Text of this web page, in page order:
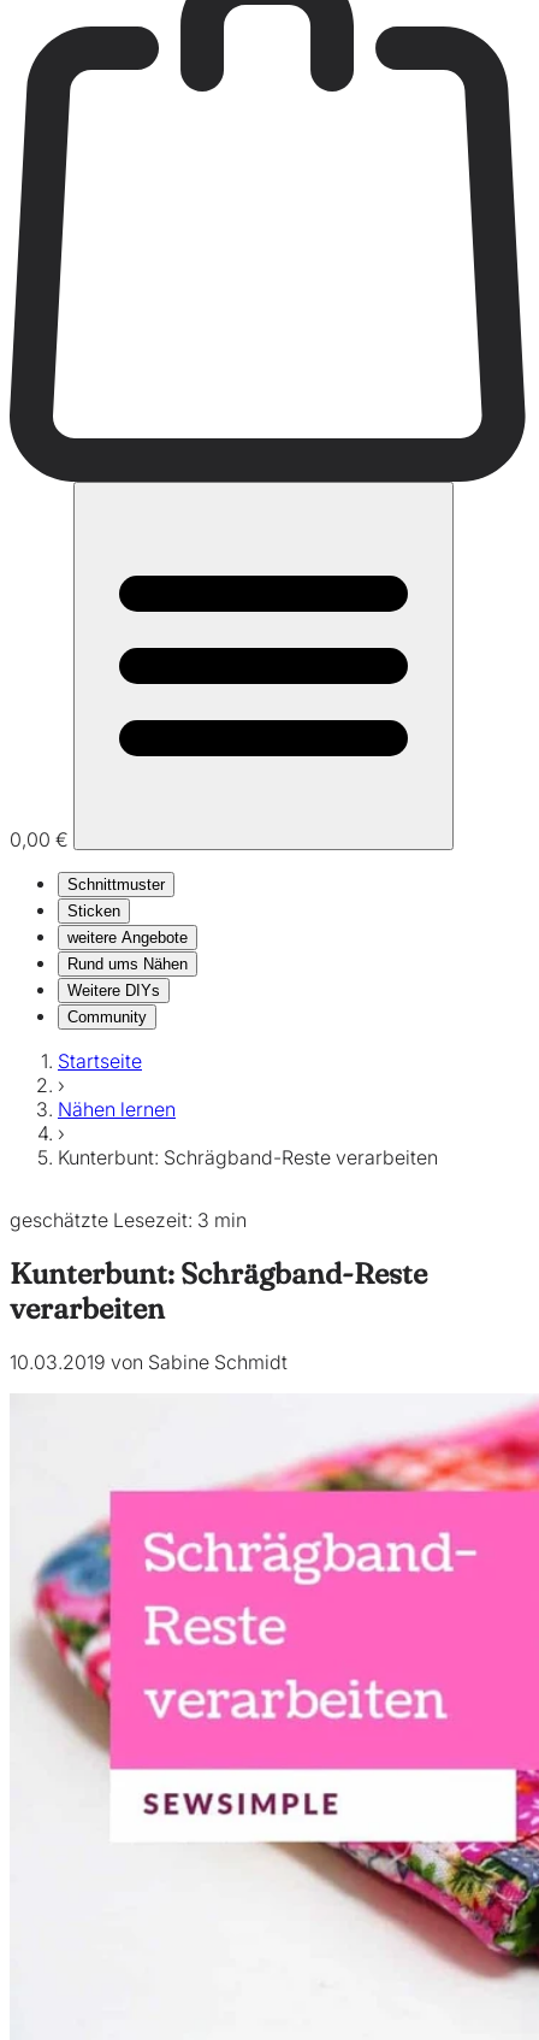
0,00 €
Schnittmuster
Sticken
weitere Angebote
Rund ums Nähen
Weitere DIYs
Community
Startseite
›
Nähen lernen
›
Kunterbunt: Schrägband-Reste verarbeiten
geschätzte Lesezeit: 3 min
Kunterbunt: Schrägband-Reste
verarbeiten
10.03.2019 von Sabine Schmidt